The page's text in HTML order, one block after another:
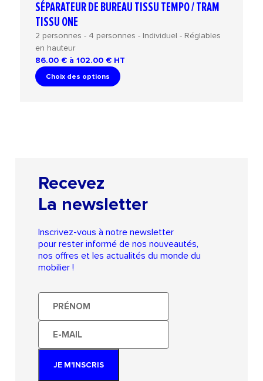
SÉPARATEUR DE BUREAU TISSU TEMPO / TRAM
TISSU ONE
2 personnes - 4 personnes - Individuel - Réglables
en hauteur
86.00 € à 102.00 € HT
Choix des options
Recevez
La newsletter
Inscrivez-vous à notre newsletter
pour rester informé de nos nouveautés,
nos offres et les actualités du monde du
mobilier !
Prénom
E-
JE M'INSCRIS